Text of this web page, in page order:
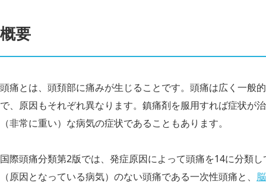
概要
頭痛とは、頭頚部に痛みが生じることです。頭痛は広く一般
で、原因もそれぞれ異なります。鎮痛剤を服用すれば症状が
（非常に重い）な病気の症状であることもあります。
国際頭痛分類第2版では、発症原因によって頭痛を14に分類
（原因となっている病気）のない頭痛である一次性頭痛と、